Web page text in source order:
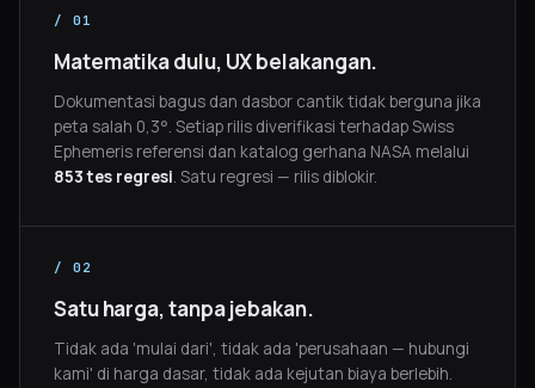
/ 01
Matematika dulu, UX belakangan.
Dokumentasi bagus dan dasbor cantik tidak berguna jika
peta salah 0,3°. Setiap rilis diverifikasi terhadap Swiss
Ephemeris referensi dan katalog gerhana NASA melalui
853 tes regresi. Satu regresi — rilis diblokir.
/ 02
Satu harga, tanpa jebakan.
Tidak ada 'mulai dari', tidak ada 'perusahaan — hubungi
kami' di harga dasar, tidak ada kejutan biaya berlebih.